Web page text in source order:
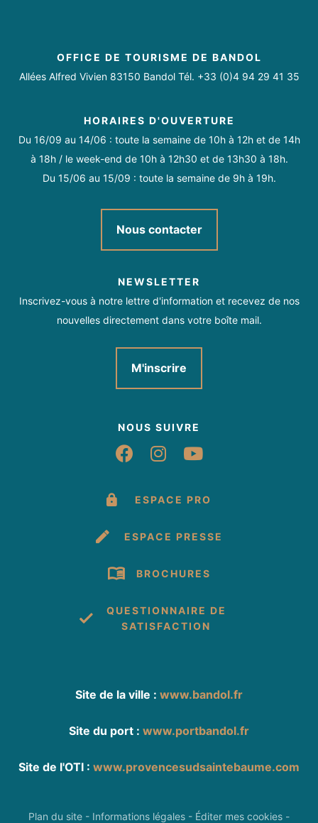
Du lundi au vendredi : 9h - 19h, le samedi : 9h - 13h.
https://instagram.com/vapeekbandol
OFFICE DE TOURISME DE BANDOL
Allées Alfred Vivien 83150 Bandol Tél. +33 (0)4 94 29 41 35
HORAIRES D'OUVERTURE
Du 16/09 au 14/06 : toute la semaine de 10h à 12h et de 14h
à 18h / le week-end de 10h à 12h30 et de 13h30 à 18h.
Du 15/06 au 15/09 : toute la semaine de 9h à 19h.
Nous contacter
NEWSLETTER
Inscrivez-vous à notre lettre d'information et recevez de nos
nouvelles directement dans votre boîte mail.
M'inscrire
NOUS SUIVRE
Suivez-nous sur
Suivez-nous sur
Suivez-nous
ESPACE PRO
ESPACE PRESSE
BROCHURES
QUESTIONNAIRE DE
SATISFACTION
Site de la ville : www.bandol.fr
Site du port : www.portbandol.fr
Site de l'OTI : www.provencesudsaintebaume.com
Plan du site - Informations légales - Éditer mes cookies -